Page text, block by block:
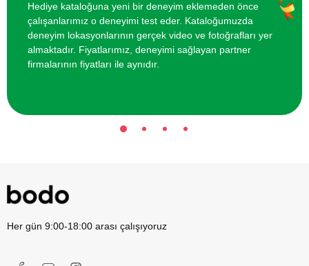
Hediye kataloğuna yeni bir deneyim eklemeden önce
çalışanlarımız o deneyimi test eder. Kataloğumuzda
deneyim lokasyonlarının gerçek video ve fotoğrafları yer
almaktadır. Fiyatlarımız, deneyimi sağlayan partner
firmalarının fiyatları ile aynıdır.
Her gün 9:00-18:00 arası çalışıyoruz